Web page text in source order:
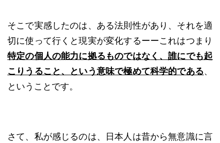
そこで実感したのは、ある法則性があり、それを適
切に使って行くと現実が変化するーーこれはつまり
特定の個人の能力に拠るものではなく、誰にでも起
こりうること、という意味で極めて科学的である、
ということです。
さて、私が感じるのは、日本人は昔から無意識に言